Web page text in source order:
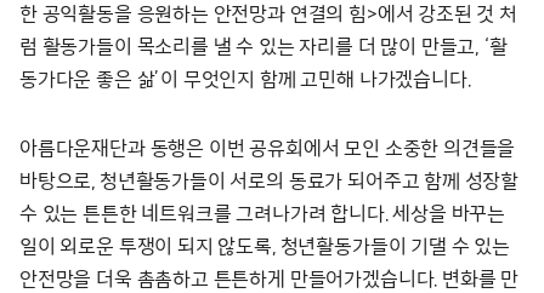
한 공익활동을 응원하는 안전망과 연결의 힘>에서 강조된 것 처
럼 활동가들이 목소리를 낼 수 있는 자리를 더 많이 만들고, ‘활
동가다운 좋은 삶’이 무엇인지 함께 고민해 나가겠습니다.
아름다운재단과 동행은 이번 공유회에서 모인 소중한 의견들을
바탕으로, 청년활동가들이 서로의 동료가 되어주고 함께 성장할
수 있는 튼튼한 네트워크를 그려나가려 합니다. 세상을 바꾸는
일이 외로운 투쟁이 되지 않도록, 청년활동가들이 기댈 수 있는
안전망을 더욱 촘촘하고 튼튼하게 만들어가겠습니다. 변화를 만